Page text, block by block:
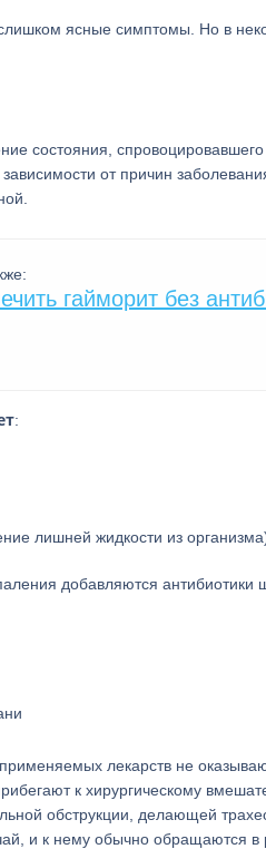
ясные симптомы. Но в
состояния,
от причин
гайморит без
:
лишней жидкости из
добавляются антибиотики
лекарств не
к хирургическому
обструкции, делающей
и к нему обычно обращаются